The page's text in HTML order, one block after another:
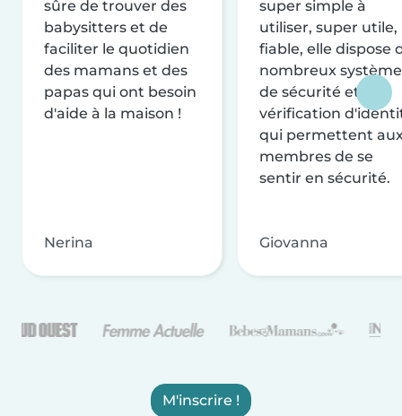
sûre de trouver des
babysitters et de
faciliter le quotidien
des mamans et des
papas qui ont besoin
d'aide à la maison !
Nerina
super simple à
utiliser, super utile,
fiable, elle dispose
nombreux
de sécurité et de
vérification
qui permettent
membres de se
sentir en sécurité.
Giovanna
M'inscrire !